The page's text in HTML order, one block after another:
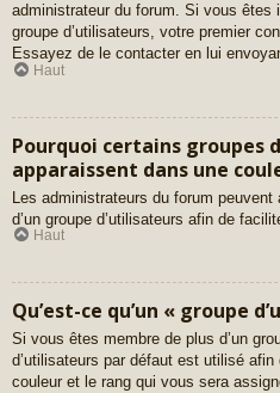
administrateur du forum. Si vous êtes
groupe d’utilisateurs, votre premier
Essayez de le contacter en lui
Haut
Pourquoi certains groupes
apparaissent dans une
Les administrateurs du forum
d’un groupe d’utilisateurs afin de
Haut
Qu’est-ce qu’un « groupe
Si vous êtes membre de plus d’un
d’utilisateurs par défaut est utilisé
couleur et le rang qui vous sera